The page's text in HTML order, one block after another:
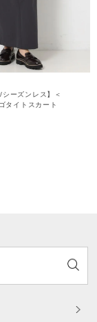
シーズンレス】＜
タイトスカート